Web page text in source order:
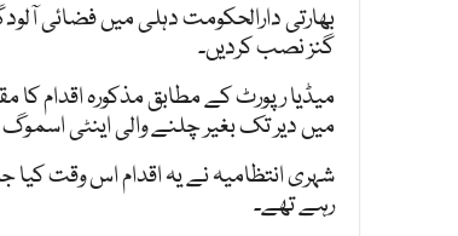
بھارتی دارالحکومت دہلی میں فضائی
گنز نصب کردیں۔
میڈیا رپورٹ کے مطابق مذکورہ اقدام
میں دیر تک بغیر چلنے والی اینٹی اسموگ
شہری انتظامیہ نے یہ اقدام اس وقت کیا
رہے تھے۔